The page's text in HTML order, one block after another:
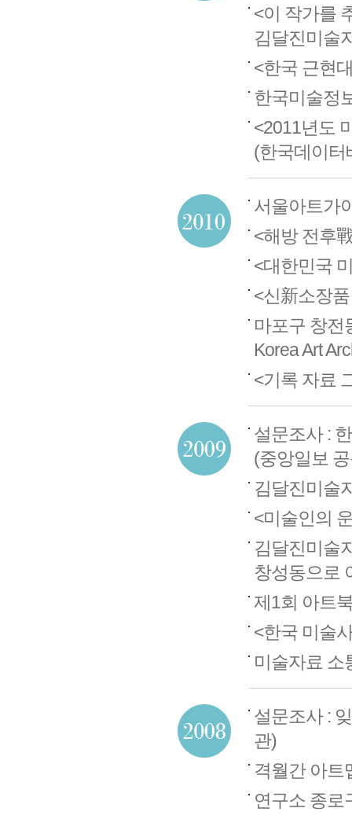
<이 작가를
김달진미술
<한국 근현
한국미술정
<2011년도
(한국데이터
서울아트가
<해방 전후
<대한민국
<신新소장
마포구 창전
Korea Art
<기록 자료
설문조사 :
(중앙일보
김달진미술
<미술인의
김달진미술
창성동으로
제1회 아트
<한국 미술
미술자료 소
설문조사 :
관)
격월간 아트
연구소 종로